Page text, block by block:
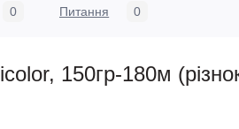
0 Питання 0
150гр-180м